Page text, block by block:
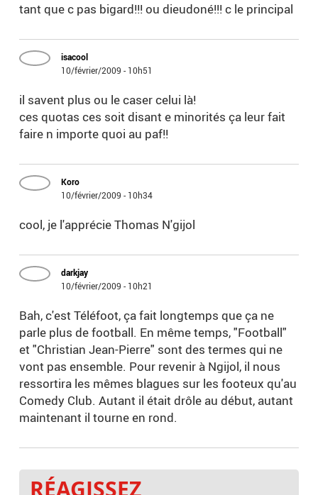
tant que c pas bigard!!! ou dieudoné!!! c le principal
isacool
10/février/2009 - 10h51
il savent plus ou le caser celui là!
ces quotas ces soit disant e minorités ça leur fait
faire n importe quoi au paf!!
Koro
10/février/2009 - 10h34
cool, je l'apprécie Thomas N'gijol
darkjay
10/février/2009 - 10h21
Bah, c'est Téléfoot, ça fait longtemps que ça ne
parle plus de football. En même temps, "Football"
et "Christian Jean-Pierre" sont des termes qui ne
vont pas ensemble. Pour revenir à Ngijol, il nous
ressortira les mêmes blagues sur les footeux qu'au
Comedy Club. Autant il était drôle au début, autant
maintenant il tourne en rond.
RÉAGISSEZ